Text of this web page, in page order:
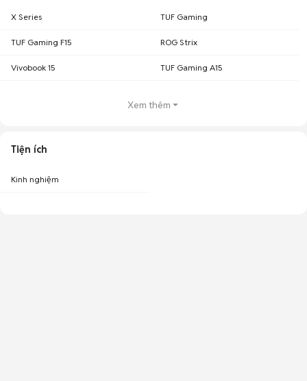
X Series TUF Gaming
TUF Gaming F15 ROG Strix
Vivobook 15 TUF Gaming A15
Xem thêm
Tiện ích
Kinh nghiệm